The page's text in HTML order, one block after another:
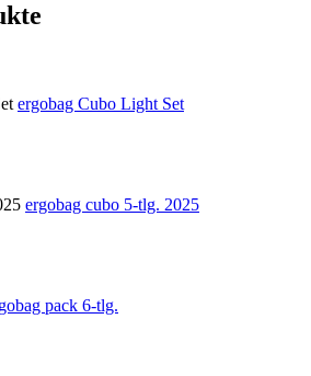
ergobag Cubo Light Set
ergobag cubo 5-tlg. 2025
pack 6-tlg.